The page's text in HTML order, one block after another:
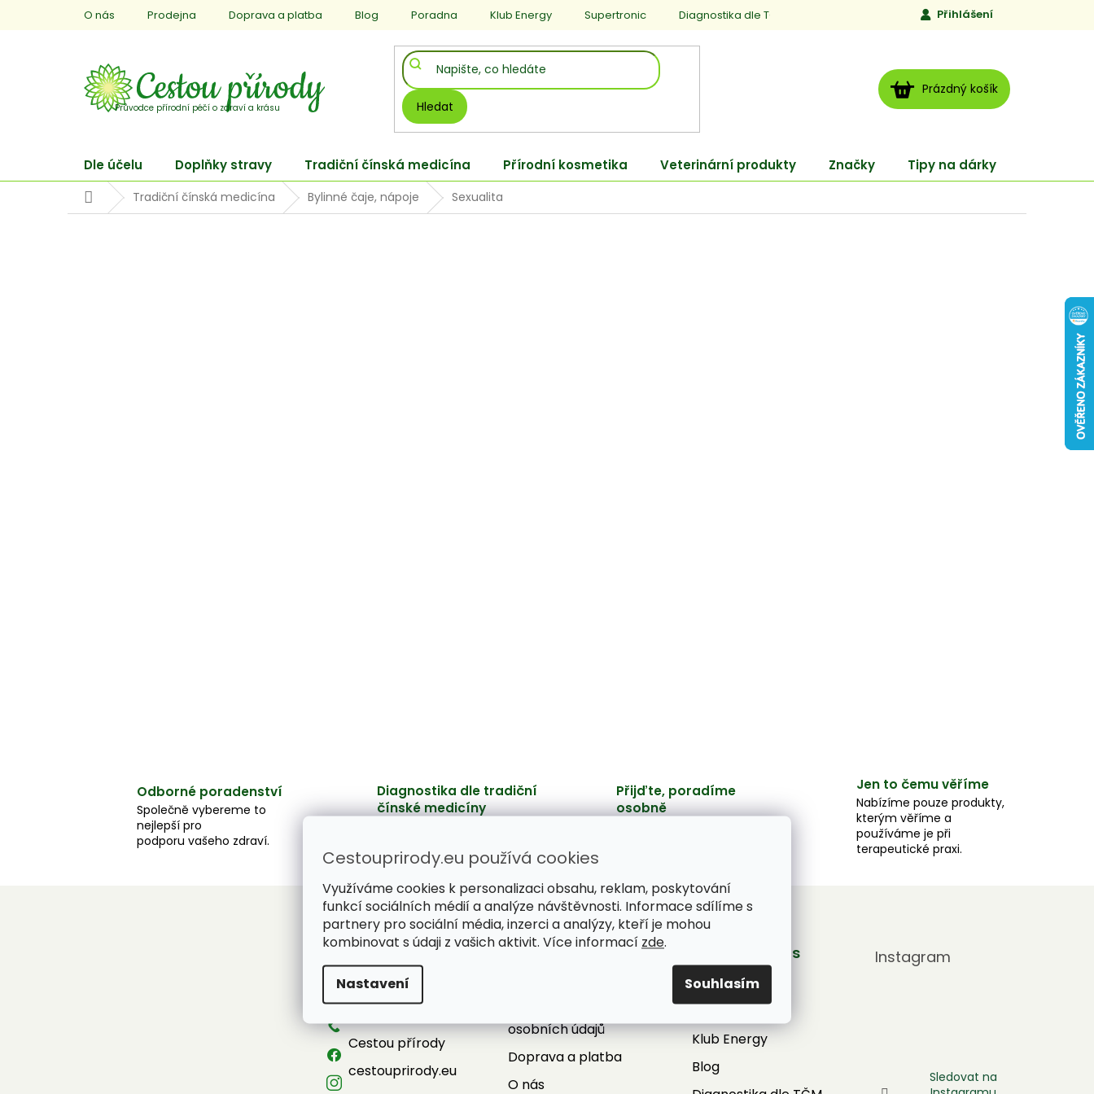
Cestouprirody.eu používá cookies
Využíváme cookies k personalizaci obsahu, reklam, poskytování
funkcí sociálních médií a analýze návštěvnosti. Informace sdílíme s
partnery pro sociální média, inzerci a analýzy, kteří je mohou
kombinovat s údaji z vašich aktivit. Více informací zde.
Nastavení Souhlasím
O nás Prodejna Doprava a platba Blog Poradna Klub Energy Supertronic Diagnostika dle TCM Jen to, čemu věříme
Přihlášení
Hledat
NÁKUPNÍ
KOŠÍK
Prázdný košík
Dle účelu Doplňky stravy Tradiční čínská medicína Přírodní kosmetika Veterinární produkty Značky Tipy na dárky
DomůTradiční čínská medicína Bylinné čaje, nápoje Sexualita
Odborné poradenství
Společně vybereme to
nejlepší pro
podporu vašeho zdraví.
Diagnostika dle tradiční
čínské medicíny
Přijďte, poradíme
osobně
Jen to čemu věříme
Nabízíme pouze produkty,
kterým věříme a
používáme je při
terapeutické praxi.
info@cestouprirody.eu
Cestou přírody
cestouprirody.eu
Informace pro vás
osobních údajů
Doprava a platba
O nás
Služby pro vás
ePoradna
Klub Energy
Blog
Instagram
Sledovat na